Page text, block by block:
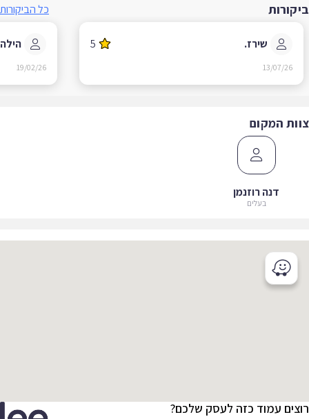
כל הביקורות
שירז. 5
13/07/26
הילה ל.
19/02/26
המקום
דנה רוזנמן
בעלים
עמוד כזה לעסק שלכם?